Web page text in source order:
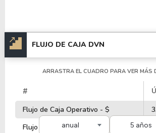
FLUJO DE CAJA DVN
anual 5 años
ARRASTRA EL CUADRO PARA VER MÁS
#
Flujo de Caja Operativo - $
Flujo de Caja de Inversiones - $